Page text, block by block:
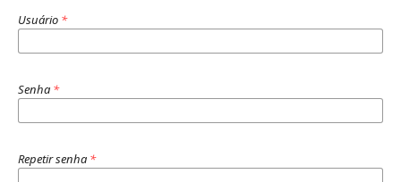
Usuário *
Senha *
Repetir senha *